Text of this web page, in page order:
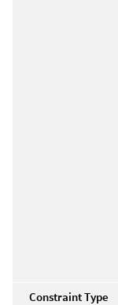
Constraint Type